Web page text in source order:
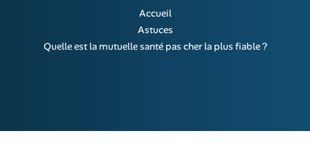
Accueil
Astuces
Quelle est la mutuelle santé pas cher la plus fiable ?